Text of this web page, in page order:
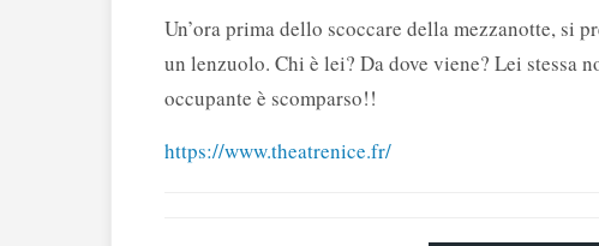
Un’ora prima dello scoccare della mezzanotte, si
un lenzuolo. Chi è lei? Da dove viene? Lei stessa
occupante è scomparso!!
https://www.theatrenice.fr/